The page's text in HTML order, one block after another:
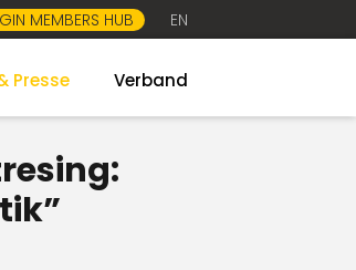
MEMBERS HUB EN
Presse Verband